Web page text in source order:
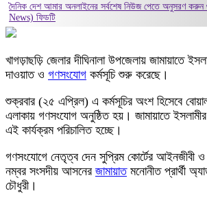
দৈনিক দেশ আমার অনলাইনের সর্বশেষ নিউজ পেতে অনুসরণ করুন
News) ফিডটি
খাগড়াছড়ি জেলার দীঘিনালা উপজেলায় জামায়াতে
দাওয়াত ও গণসংযোগ কর্মসূচি শুরু করেছে।
শুক্রবার (২৫ এপ্রিল) এ কর্মসূচির অংশ হিসেবে
এলাকায় গণসংযোগ অনুষ্ঠিত হয়। জামায়াতে ইসলামীর
এই কার্যক্রম পরিচালিত হচ্ছে।
গণসংযোগে নেতৃত্ব দেন সুপ্রিম কোর্টের আইনজীবী
নম্বর সংসদীয় আসনের জামায়াতমনোনীত প্রার্থী
চৌধুরী।